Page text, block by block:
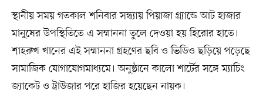
স্থানীয় সময় গতকাল শনিবার সন্ধ্যায় পিয়াজা গ্র্যান্ডে আট হাজার
মানুষের উপস্থিতিতে এ সম্মাননা তুলে দেওয়া হয় হিরোর হাতে।
শাহরুখ খানের এই সম্মাননা গ্রহণের ছবি ও ভিডিও ছড়িয়ে পড়েছে
সামাজিক যোগাযোগমাধ্যমে। অনুষ্ঠানে কালো শার্টের সঙ্গে ম্যাচিং
জ্যাকেট ও ট্রাউজার পরে হাজির হয়েছেন নায়ক।